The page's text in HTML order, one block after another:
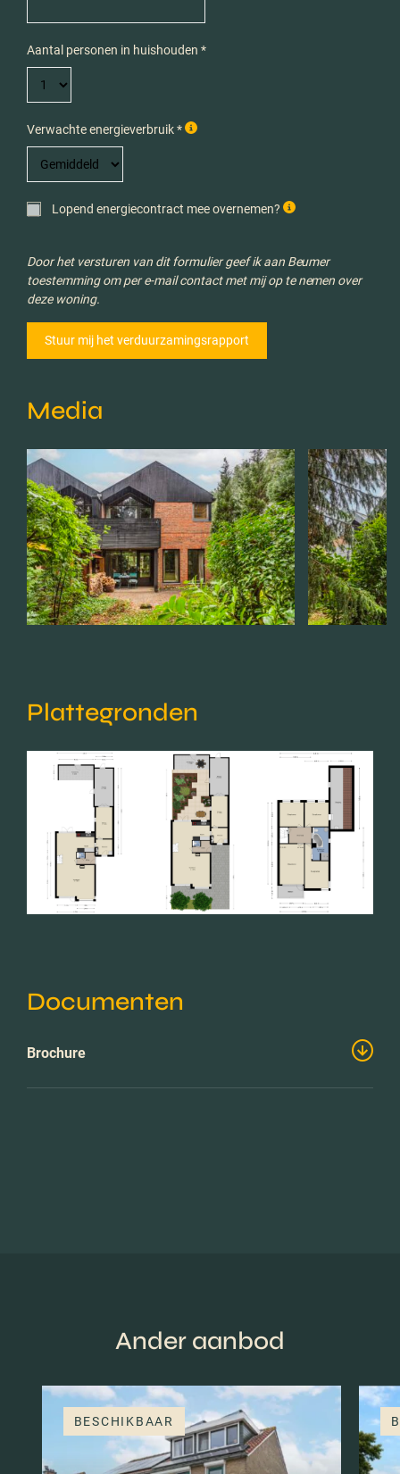
Aantal personen in huishouden *
Verwachte energieverbruik *
Lopend energiecontract mee overnemen?
Door het versturen van dit formulier geef ik aan Beumer
toestemming om per e-mail contact met mij op te nemen over
deze woning.
Media
Plattegronden
Documenten
Brochure
Ander aanbod
BESCHIKBAAR